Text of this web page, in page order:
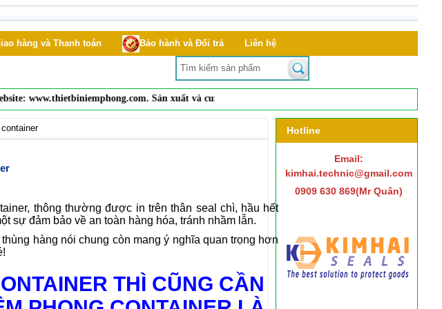
hàng và Thanh toán Bảo hành và Đổi trả Liên hệ
www.thietbiniemphong.com. Sản xuất vàcung cấp
Hotline
Email:
kimhai.technic@gmail.com
0909 630 869(Mr Quân)
thông thường được in trên thân seal chì, hầu hết
sự đảm bảo về an toàn hàng hóa, tránh nhầm lẫn.
hàng nói chung còn mang ý nghĩa quan trọng hơn
THÌ CŨNG CẦN